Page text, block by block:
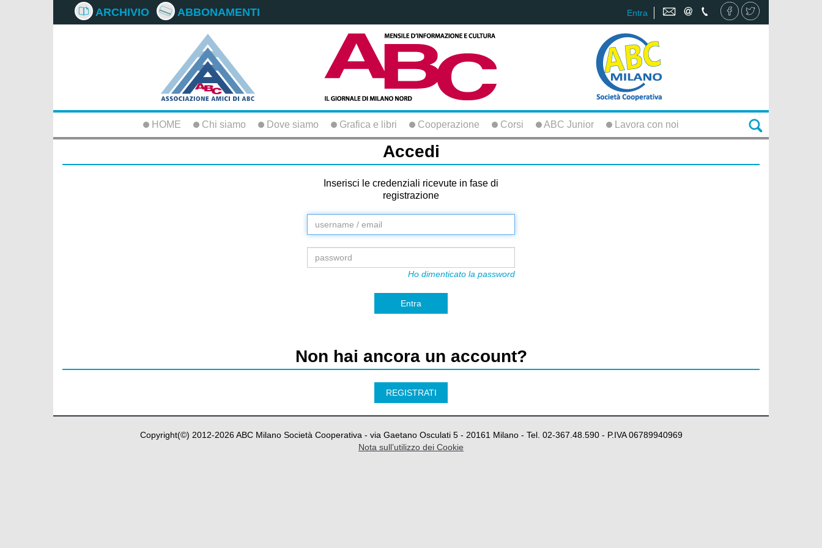
ARCHIVIO ABBONAMENTI Entra
HOME Chi siamo Dove siamo Grafica e libri Cooperazione Corsi ABC Junior Lavora con noi
Accedi
Inserisci le credenziali ricevute in fase di
registrazione
Ho dimenticato la password
Entra
Non hai ancora un account?
REGISTRATI
Copyright(©) 2012-2026ABC Milano Società Cooperativa - via Gaetano Osculati 5 - 20161 Milano - Tel. 02-367.48.590 - P.IVA 06789940969
Nota sull’utilizzo dei Cookie